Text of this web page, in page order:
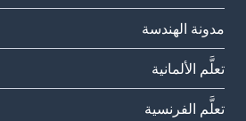
مدونة الهندسة
تعلَّم الألمانية
تعلَّم الفرنسية